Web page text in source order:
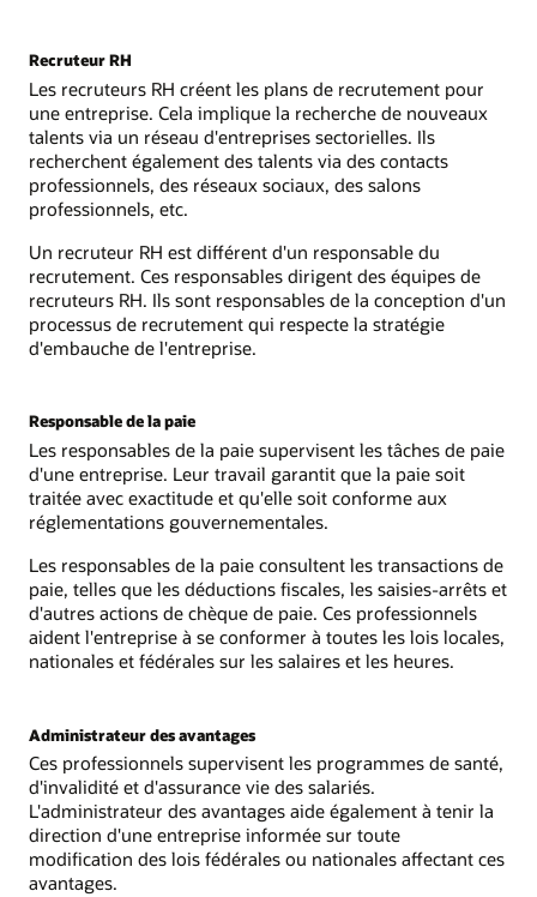
Recruteur RH
Les recruteurs RH créent les plans de recrutement pour
une entreprise. Cela implique la recherche de nouveaux
talents via un réseau d'entreprises sectorielles. Ils
recherchent également des talents via des contacts
professionnels, des réseaux sociaux, des salons
professionnels, etc.
Un recruteur RH est différent d'un responsable du
recrutement. Ces responsables dirigent des équipes de
recruteurs RH. Ils sont responsables de la conception d'un
processus de recrutement qui respecte la stratégie
d'embauche de l'entreprise.
Responsable de la paie
Les responsables de la paie supervisent les tâches de paie
d'une entreprise. Leur travail garantit que la paie soit
traitée avec exactitude et qu'elle soit conforme aux
réglementations gouvernementales.
Les responsables de la paie consultent les transactions de
paie, telles que les déductions fiscales, les saisies-arrêts et
d'autres actions de chèque de paie. Ces professionnels
aident l'entreprise à se conformer à toutes les lois locales,
nationales et fédérales sur les salaires et les heures.
Administrateur des avantages
Ces professionnels supervisent les programmes de santé,
d'invalidité et d'assurance vie des salariés.
L'administrateur des avantages aide également à tenir la
direction d'une entreprise informée sur toute
modification des lois fédérales ou nationales affectant ces
avantages.